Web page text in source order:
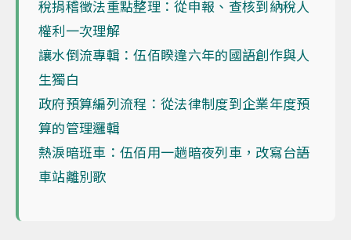
稅捐稽徵法重點整理：從申報、查核到納稅人
權利一次理解
讓水倒流專輯：伍佰睽違六年的國語創作與人
生獨白
政府預算編列流程：從法律制度到企業年度預
算的管理邏輯
熱淚暗班車：伍佰用一趟暗夜列車，改寫台語
車站離別歌